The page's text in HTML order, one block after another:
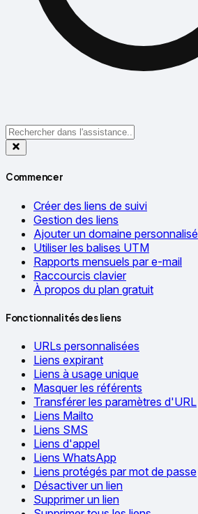
Commencer
Créer des liens de suivi
Gestion des liens
Ajouter un domaine personnalisé
Utiliser les balises UTM
Rapports mensuels par e-mail
Raccourcis clavier
À propos du plan gratuit
Fonctionnalités des liens
URLs personnalisées
Liens expirant
Liens à usage unique
Masquer les référents
Transférer les paramètres d'URL
Liens Mailto
Liens SMS
Liens d'appel
Liens WhatsApp
Liens protégés par mot de passe
Désactiver un lien
Supprimer un lien